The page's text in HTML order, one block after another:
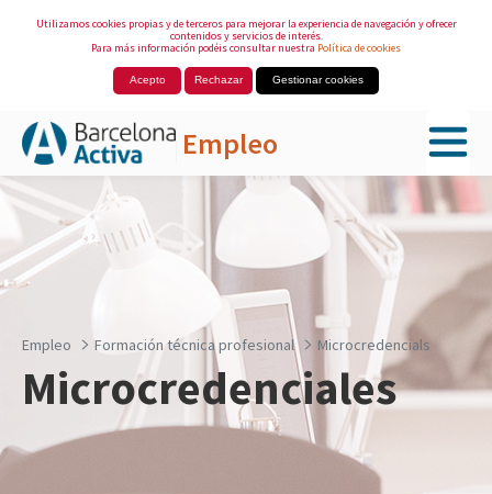
Utilizamos cookies propias y de terceros para mejorar la experiencia de navegación y ofrecer
contenidos y servicios de interés.
Para más información podéis consultar nuestra Política de cookies
Acepto Rechazar Gestionar cookies
Empleo
Saltar al contenido principal
Empleo Formación técnica profesional Microcredencials
Microcredenciales